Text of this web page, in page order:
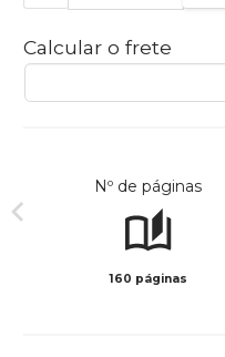
Calcular o frete
Nº de páginas
160 páginas